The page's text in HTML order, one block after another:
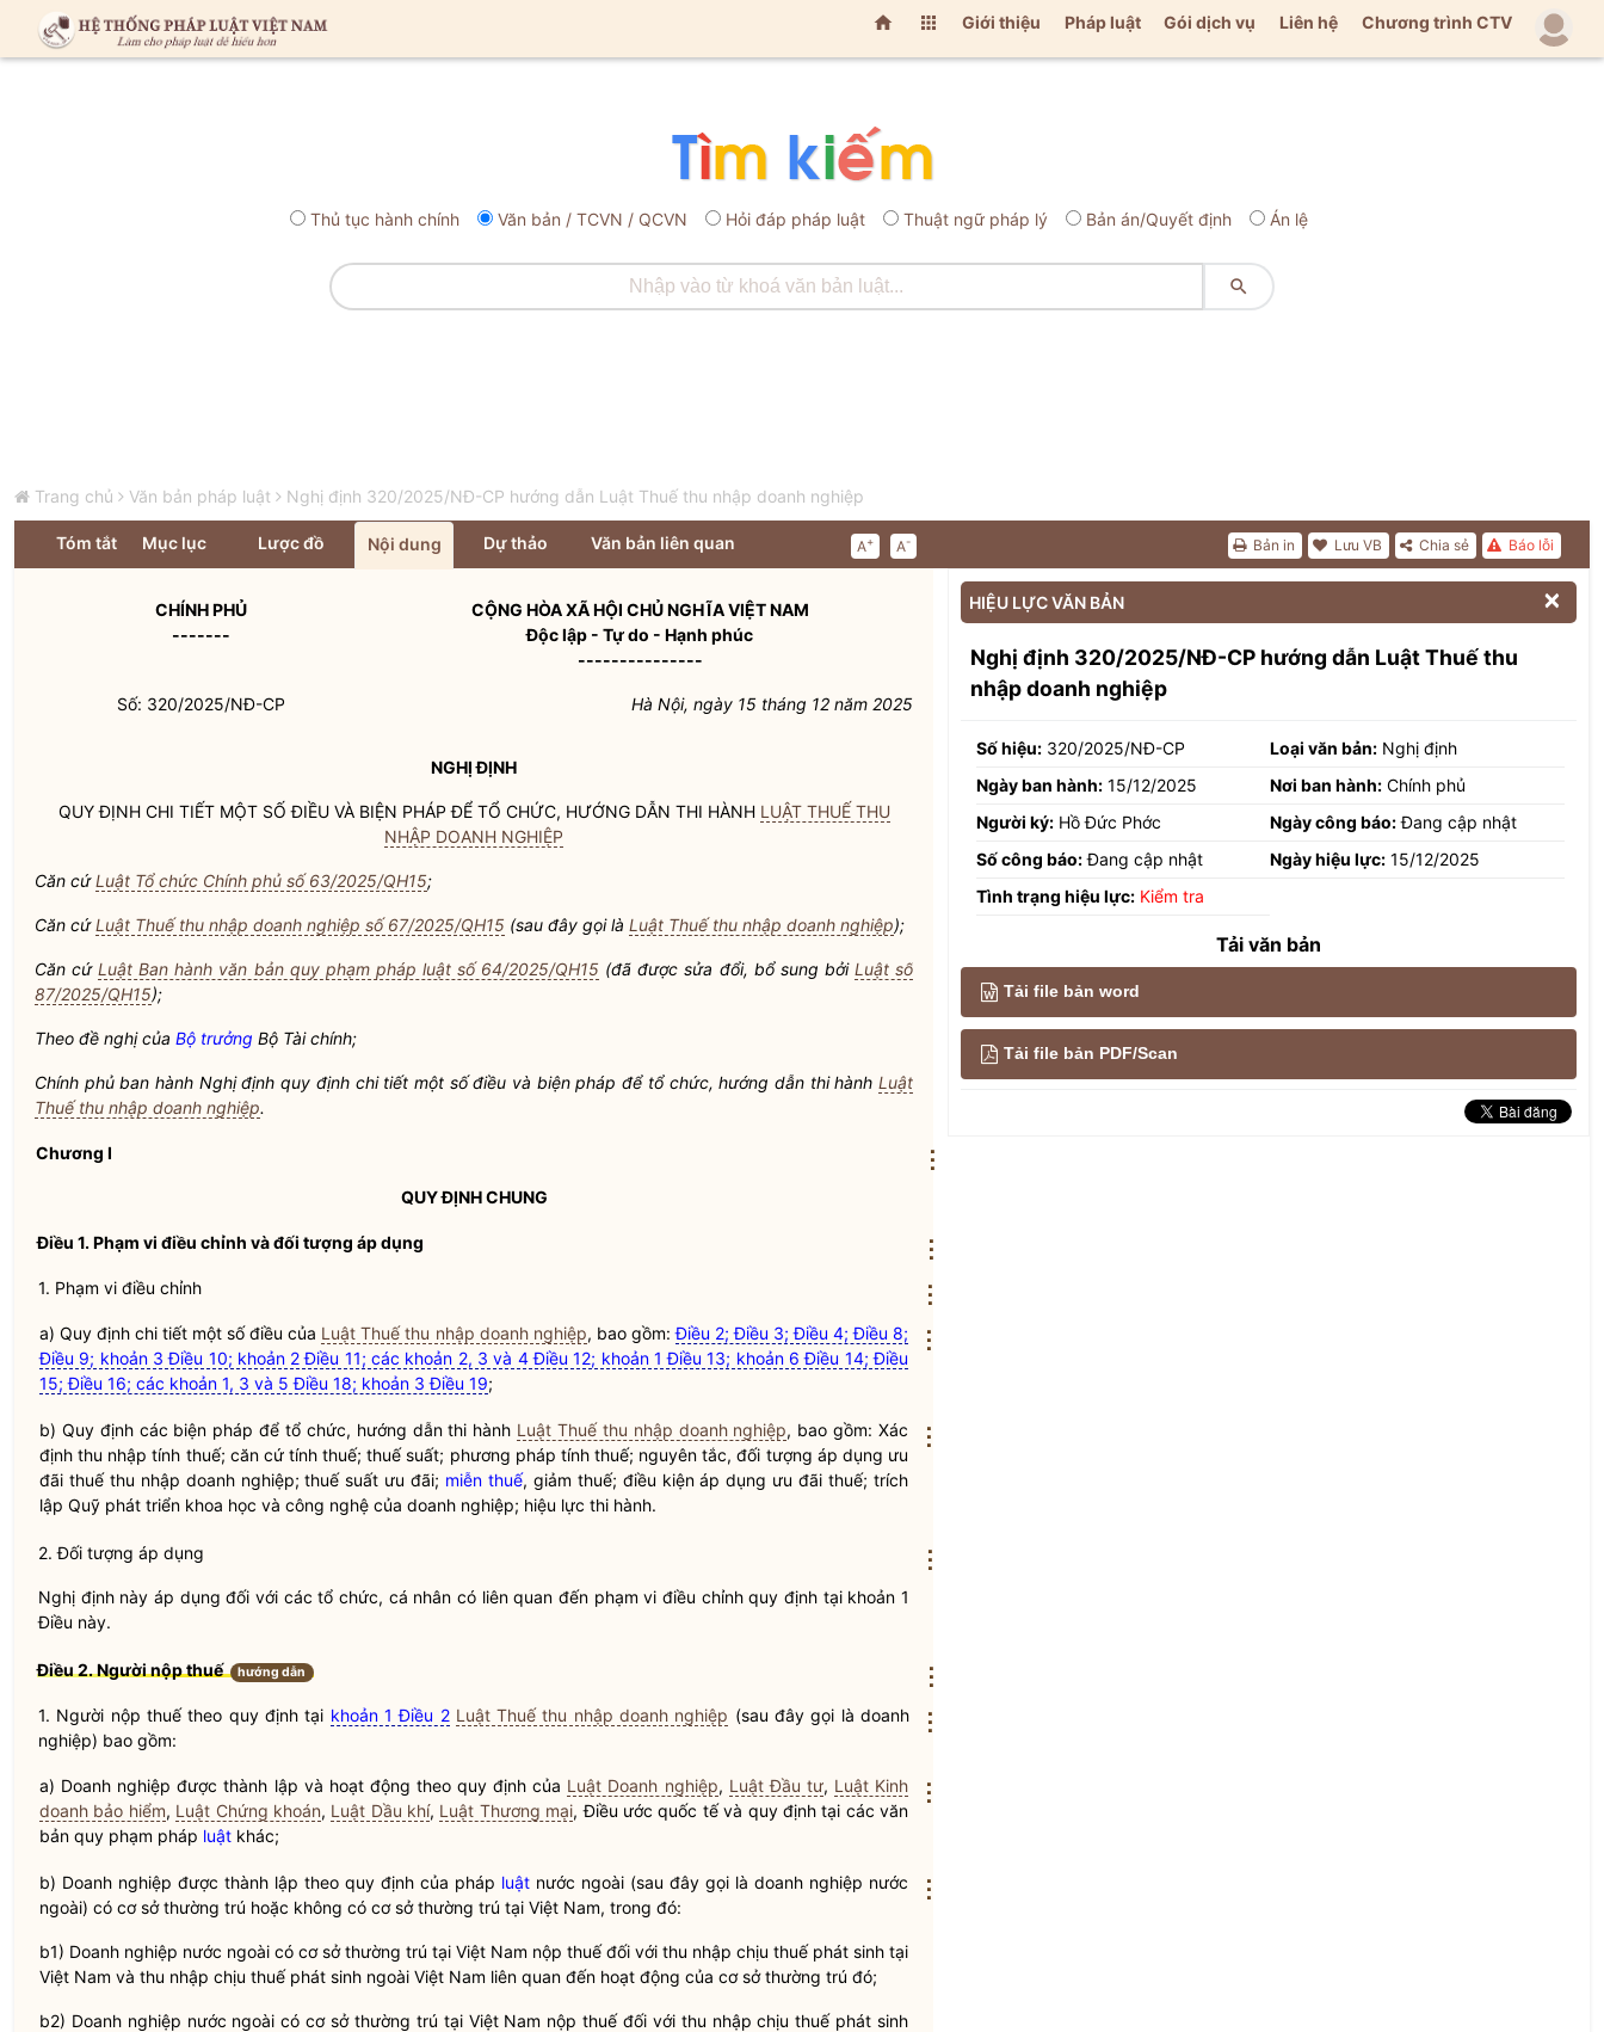
  Giới thiệu Pháp luật Gói dịch vụ Liên hệ Chương trình CTV
Thủ tục hành chính Văn bản / TCVN / QCVN Hỏi đáp pháp luật Thuật ngữ pháp lý Bản án/Quyết định Án lệ

Trang chủ Văn bản pháp luật Nghị định 320/2025/NĐ-CP hướng dẫn Luật Thuế thu nhập doanh nghiệp
Tóm tắt Mục lục Lược đồ Nội dung Dự thảo Văn bản liên quan A+ A- Báo lỗi
Chia sẻ
Lưu VB
Bản in
CHÍNH PHỦ
-------
CỘNG HÒA XÃ HỘI CHỦ NGHĨA VIỆT NAM
Độc lập - Tự do - Hạnh phúc
---------------
Số: 320/2025/NĐ-CP Hà Nội, ngày 15 tháng 12 năm 2025
NGHỊ ĐỊNH
QUY ĐỊNH CHI TIẾT MỘT SỐ ĐIỀU VÀ BIỆN PHÁP ĐỂ TỔ CHỨC, HƯỚNG DẪN THI HÀNH LUẬT THUẾ THU
NHẬP DOANH NGHIỆP
Căn cứLuật Tổ chức Chính phủ số 63/2025/QH15;
Căn cứLuật Thuế thu nhập doanh nghiệp số 67/2025/QH15 (sau đây gọi là Luật Thuế thu nhập doanh nghiệp);
Căn cứLuật Ban hành văn bản quy phạm pháp luật số 64/2025/QH15 (đã được sửa đổi, bổ sung bởi Luật số
87/2025/QH15);
Theo đề nghị của Bộ trưởng Bộ Tài chính;
Chính phủ ban hành Nghị định quy định chi tiết một số điều và biện pháp để tổ chức, hướng dẫn thi hành Luật
Thuế thu nhập doanh nghiệp.
Chương I
QUY ĐỊNH CHUNG
Điều 1. Phạm vi điều chỉnh và đối tượng áp dụng
1. Phạm vi điều chỉnh
a) Quy định chi tiết một số điều của Luật Thuế thu nhập doanh nghiệp, bao gồm:Điều 2; Điều 3; Điều 4; Điều 8;
Điều 9; khoản 3 Điều 10; khoản 2 Điều 11; các khoản 2, 3 và 4 Điều 12; khoản 1 Điều 13; khoản 6 Điều 14; Điều
15; Điều 16; các khoản 1, 3 và 5 Điều 18; khoản 3 Điều 19;
b) Quy định các biện pháp để tổ chức, hướng dẫn thi hành Luật Thuế thu nhập doanh nghiệp, bao gồm: Xác
định thu nhập tính thuế; căn cứ tính thuế; thuế suất; phương pháp tính thuế; nguyên tắc, đối tượng áp dụng ưu
đãi thuế thu nhập doanh nghiệp; thuế suất ưu đãi; miễn thuế, giảm thuế; điều kiện áp dụng ưu đãi thuế; trích
lập Quỹ phát triển khoa học và công nghệ của doanh nghiệp; hiệu lực thi hành.
2. Đối tượng áp dụng
Nghị định này áp dụng đối với các tổ chức, cá nhân có liên quan đến phạm vi điều chỉnh quy định tại khoản 1
Điều này.
Điều 2. Người nộp thuế hướng dẫn
1. Người nộp thuế theo quy định tại khoản 1 Điều 2 Luật Thuế thu nhập doanh nghiệp (sau đây gọi là doanh
nghiệp) bao gồm:
a) Doanh nghiệp được thành lập và hoạt động theo quy định của Luật Doanh nghiệp, Luật Đầu tư, Luật Kinh
doanh bảo hiểm, Luật Chứng khoán, Luật Dầu khí, Luật Thương mại, Điều ước quốc tế và quy định tại các văn
bản quy phạm pháp luật khác;
b) Doanh nghiệp được thành lập theo quy định của pháp luật nước ngoài (sau đây gọi là doanh nghiệp nước
ngoài) có cơ sở thường trú hoặc không có cơ sở thường trú tại Việt Nam, trong đó:
b1) Doanh nghiệp nước ngoài có cơ sở thường trú tại Việt Nam nộp thuế đối với thu nhập chịu thuế phát sinh tại
Việt Nam và thu nhập chịu thuế phát sinh ngoài Việt Nam liên quan đến hoạt động của cơ sở thường trú đó;
b2) Doanh nghiệp nước ngoài có cơ sở thường trú tại Việt Nam nộp thuế đối với thu nhập chịu thuế phát sinh
HIỆU LỰC VĂN BẢN 
Nghị định 320/2025/NĐ-CP hướng dẫn Luật Thuế thu
nhập doanh nghiệp
Số hiệu: 320/2025/NĐ-CP Loại văn bản: Nghị định
Ngày ban hành: 15/12/2025 Nơi ban hành: Chính phủ
Người ký: Hồ Đức Phớc Ngày công báo:Đang cập nhật
Số công báo:Đang cập nhật Ngày hiệu lực: 15/12/2025
Tình trạng hiệu lực: Kiểm tra
Tải văn bản
Tải file bản word
Tải file bản PDF/Scan
⋮
⋮
⋮
⋮
⋮
⋮
⋮
⋮
⋮
⋮